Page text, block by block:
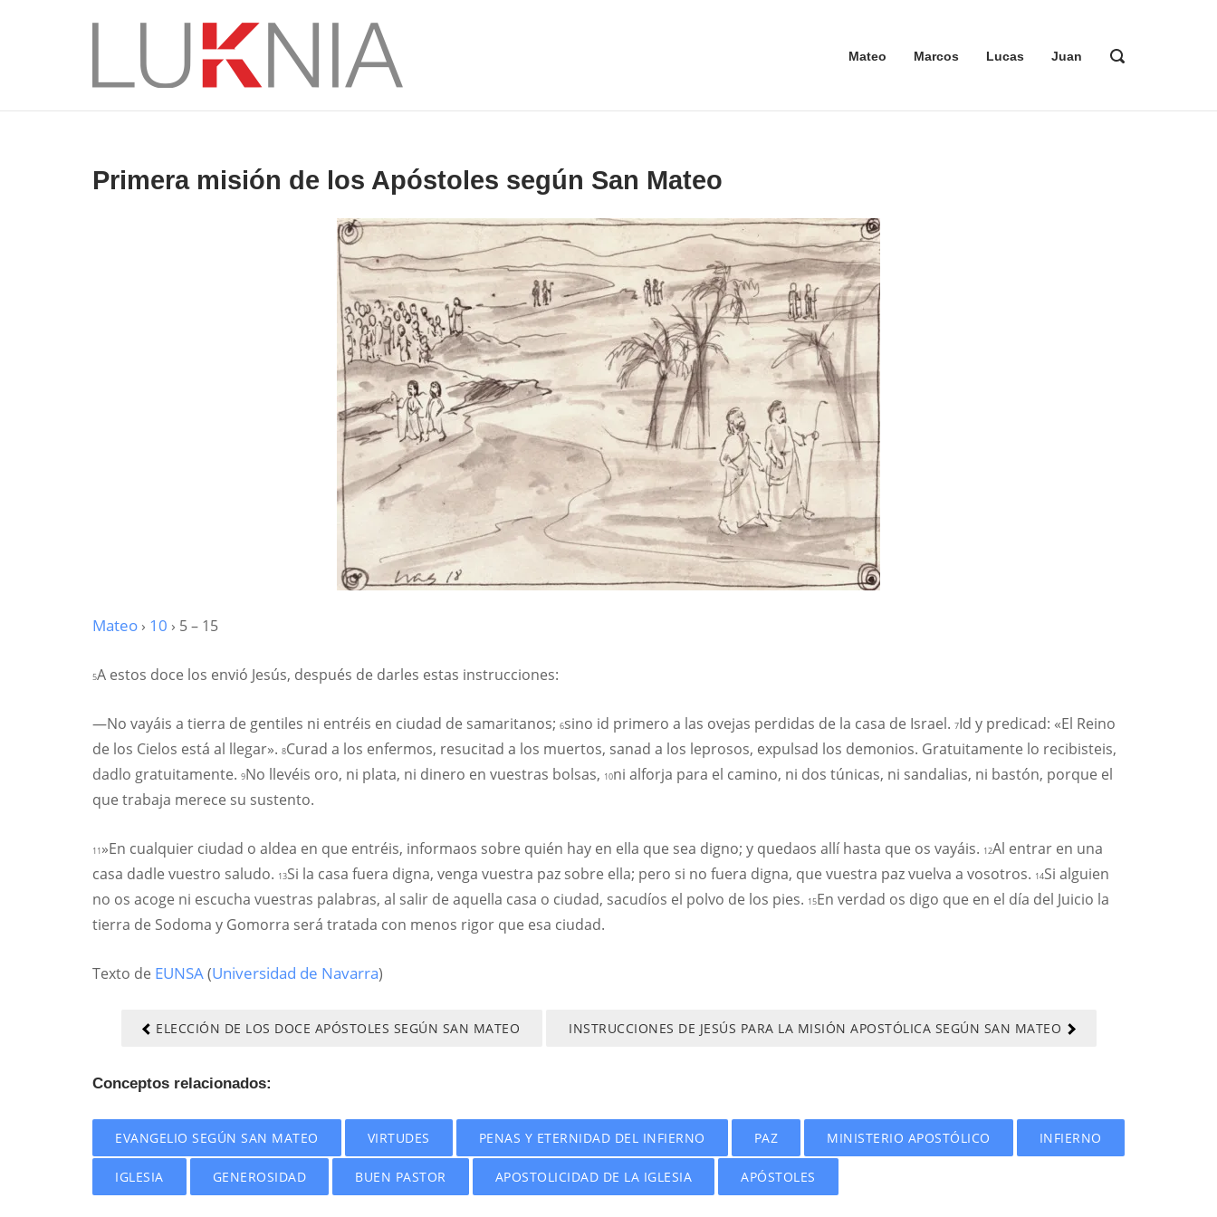
Mateo Marcos Lucas Juan
ABRIR
DE
Primera misión de los Apóstoles según San Mateo
Mateo › 10 › 5 – 15
5A estos doce los envió Jesús, después de darles estas instrucciones:
—No vayáis a tierra de gentiles ni entréis en ciudad de samaritanos; 6sino id primero a las ovejas perdidas de la casa de Israel. 7Id y predicad: «El Reino
de los Cielos está al llegar». 8Curad a los enfermos, resucitad a los muertos, sanad a los leprosos, expulsad los demonios. Gratuitamente lo recibisteis,
dadlo gratuitamente. 9No llevéis oro, ni plata, ni dinero en vuestras bolsas, 10ni alforja para el camino, ni dos túnicas, ni sandalias, ni bastón, porque el
que trabaja merece su sustento.
11 »En cualquier ciudad o aldea en que entréis, informaos sobre quién hay en ella que sea digno; y quedaos allí hasta que os vayáis. 12Al entrar en una
casa dadle vuestro saludo. 13Si la casa fuera digna, venga vuestra paz sobre ella; pero si no fuera digna, que vuestra paz vuelva a vosotros. 14Si alguien
no os acoge ni escucha vuestras palabras, al salir de aquella casa o ciudad, sacudíos el polvo de los pies. 15En verdad os digo que en el día del Juicio la
tierra de Sodoma y Gomorra será tratada con menos rigor que esa ciudad.
Texto de EUNSA(Universidad de Navarra)
ELECCIÓN DE LOS DOCE APÓSTOLES SEGÚN SAN MATEO INSTRUCCIONES DE JESÚS PARA LA MISIÓN APOSTÓLICA SEGÚN SAN MATEO
Conceptos relacionados:
EVANGELIO SEGÚN SAN MATEO VIRTUDES PENAS Y ETERNIDAD DEL INFIERNO PAZ MINISTERIO APOSTÓLICO INFIERNO
IGLESIA GENEROSIDAD BUEN PASTOR APOSTOLICIDAD DE LA IGLESIA APÓSTOLES